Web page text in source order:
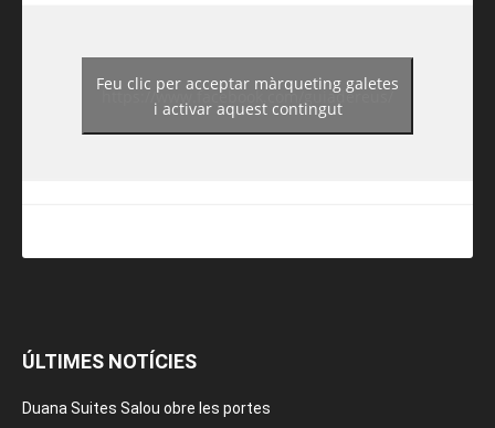
https://www.facebook.com/guiadereus/
Feu clic per acceptar màrqueting galetes
i activar aquest contingut
ÚLTIMES NOTÍCIES
Duana Suites Salou obre les portes